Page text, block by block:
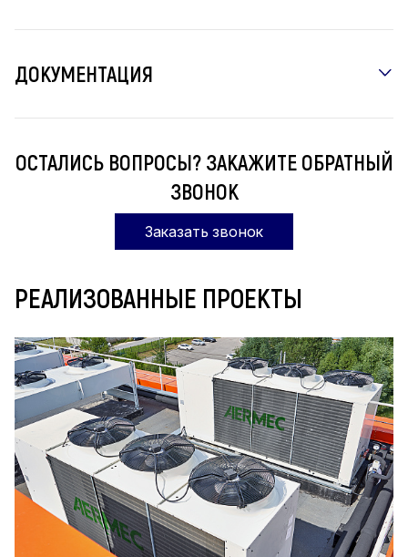
ДОКУМЕНТАЦИЯ
ОСТАЛИСЬ ВОПРОСЫ? ЗАКАЖИТЕ ОБРАТНЫЙ
ЗВОНОК
Заказать звонок
РЕАЛИЗОВАННЫЕ ПРОЕКТЫ